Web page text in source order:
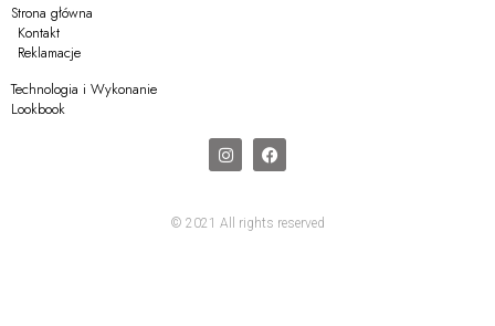
Strona główna
Kontakt
Reklamacje
Technologia i Wykonanie
Lookbook
© 2021 All rights reserved